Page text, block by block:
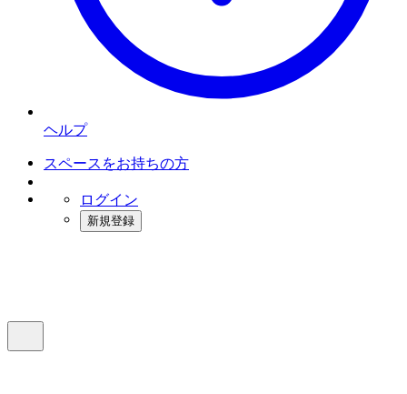
ヘルプ
スペースをお持ちの方
ログイン
新規登録